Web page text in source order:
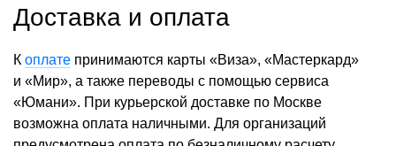
Доставка и оплата
К оплате принимаются карты «Виза», «Мастеркард»
и «Мир», а также переводы с помощью сервиса
«Юмани». При курьерской доставке по Москве
возможна оплата наличными. Для организаций